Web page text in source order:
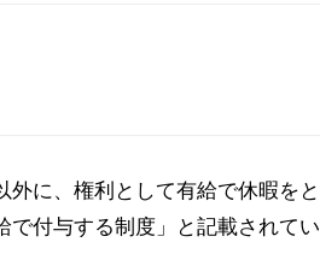
に、権利として有給で休暇をと
で付与する制度」と記載されてい